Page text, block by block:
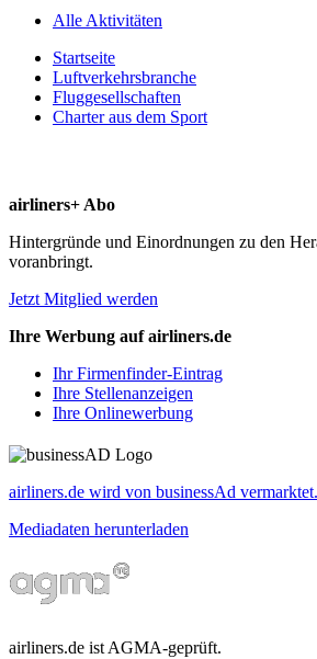
Alle Aktivitäten
Startseite
Luftverkehrsbranche
Fluggesellschaften
Charter aus dem Sport
airliners+ Abo
Hintergründe und Einordnungen zu den
voranbringt.
Jetzt Mitglied werden
Ihre Werbung auf airliners.de
Ihr Firmenfinder-Eintrag
Ihre Stellenanzeigen
Ihre Onlinewerbung
airliners.de wird von businessAd vermarktet.
Mediadaten herunterladen
airliners.de ist AGMA-geprüft.